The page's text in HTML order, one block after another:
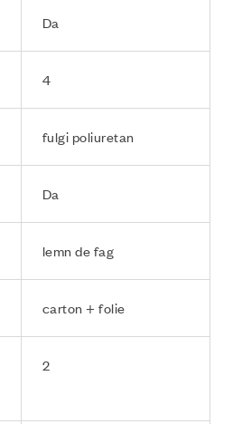
Da
4
fulgi poliuretan
Da
lemn de fag
carton + folie
2